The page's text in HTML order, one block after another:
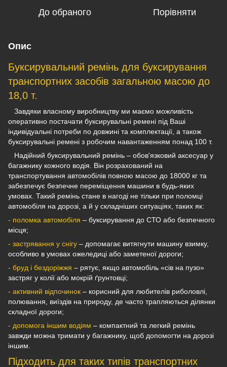
До обраного Порівняти
Опис
Буксирувальний ремінь для буксирування
транспортних засобів загальною масою до
18,0 т.
Завдяки власному виробництву ми маємо можливість
оперативно постачати буксирувальні ремені під Ваші
індивідуальні потреби по довжині та комплектації, а також
буксирувальні ремені з робочим навантаженням понад 100 т.
Надійний буксирувальний ремінь – обов'язковий аксесуар у
багажнику кожного водія. Він розрахований на
транспортування автомобілів повною масою до 18000 кг та
забезпечує безпечне переміщення машини в будь-яких
умовах. Такий ремінь стане в нагоді не тільки при поломці
автомобіля на дорозі, а й у складніших ситуаціях, таких як:
- поломка автомобіля – буксирування до СТО або безпечного
місця;
- застрявання у снігу – допомагає витягнути машину взимку,
особливо в умовах ожеледиці або заметеної дороги;
- бруд і бездоріжжя – рятує, якщо автомобіль «сів на пузо»
застряг у колії або мокрій ґрунтовці;
- активний відпочинок – корисний для любителів риболовлі,
полювання, виїздів на природу, де часто трапляються ділянки
складної дороги;
- допомога іншим водіям – компактний та легкий ремінь
завжди можна тримати у багажнику, щоб допомогти на дорозі
іншим.
Підходить для таких типів транспортних